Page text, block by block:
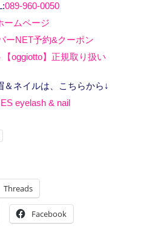
089-960-0050
ームページ
ーNET予約&クーポン
oggiotto】正規取り扱い
＆ネイルは、こちらから↓
eyelash & nail
Threads
Facebook